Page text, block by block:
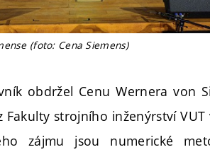
(foto: Cena Siemens)
obdržel Cenu Wernera von
Fakulty strojního inženýrství
zájmu jsou numerické